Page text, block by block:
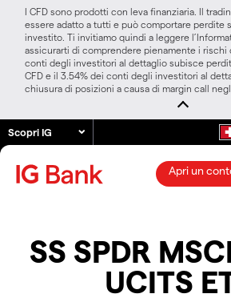
I CFD sono prodotti con leva finanziaria. Il
essere adatto a tutti e può comportare perdite
investito. Ti invitiamo quindi a leggere
assicurarti di comprendere pienamente i rischi
conti degli investitori al dettaglio subisce
CFD e il 3.54% dei conti degli investitori al
chiusura di posizioni a causa di margin call
Scopri IG
Apri un
SS SPDR
UCITS